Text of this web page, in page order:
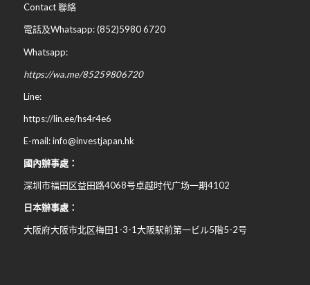
Contact 聯絡
電話及Whatsapp: (852)5980 6720
Whatsapp:
https://wa.me/85259806720
Line:
https://lin.ee/hs4r4e6
E-mail: info@investjapan.hk
國內辦事處：
深圳市福田区益田路4068号卓越时代广场一期4102
日本辦事處：
大阪府大阪市北区梅田1-3-1大阪駅前第一ビル5階5-2号